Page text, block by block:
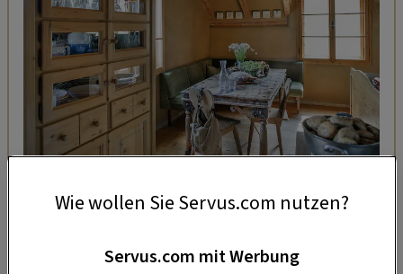
Hausbesuch im Burgenland
Wie wollen Sie Servus.com nutzen?
Servus.com mit Werbung